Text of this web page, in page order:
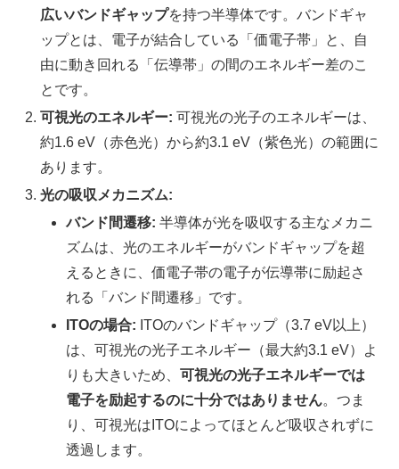
広いバンドギャップを持つ半導体です。バンドギャ
ップとは、電子が結合している「価電子帯」と、自
由に動き回れる「伝導帯」の間のエネルギー差のこ
とです。
可視光のエネルギー: 可視光の光子のエネルギーは、
約1.6 eV（赤色光）から約3.1 eV（紫色光）の範囲に
あります。
光の吸収メカニズム:
バンド間遷移: 半導体が光を吸収する主なメカニ
ズムは、光のエネルギーがバンドギャップを超
えるときに、価電子帯の電子が伝導帯に励起さ
れる「バンド間遷移」です。
ITOの場合: ITOのバンドギャップ（3.7 eV以上）
は、可視光の光子エネルギー（最大約3.1 eV）よ
りも大きいため、可視光の光子エネルギーでは
電子を励起するのに十分ではありません。つま
り、可視光はITOによってほとんど吸収されずに
透過します。